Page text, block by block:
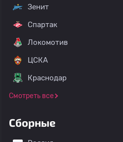
Зенит
Спартак
Локомотив
ЦСКА
Краснодар
Смотреть все
Сборные